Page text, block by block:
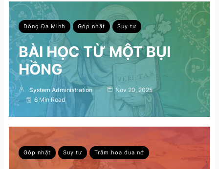
Dòng Đa Minh Góp nhặt Suy tư
BÀI HỌC TỪ MỘT BỤI
HỒNG
System Administration
Nov 20, 2025
6 Min Read
Góp nhặt Suy tư Trăm hoa đua nở